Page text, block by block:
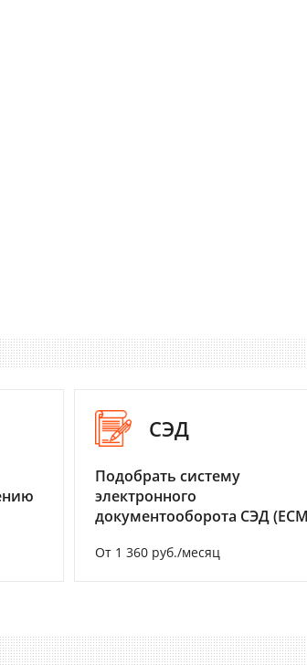
СЭД
Подобрать систему
электронного
документооборота СЭД
От 1 360 руб./месяц